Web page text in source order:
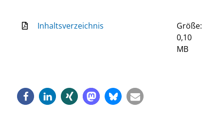
Inhaltsverzeichnis
Größe:
0,10
MB